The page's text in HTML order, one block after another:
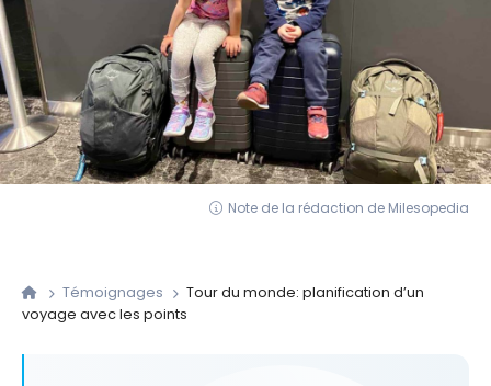
Note de la rédaction de Milesopedia
Témoignages
Tour du monde: planification d’un
voyage avec les points